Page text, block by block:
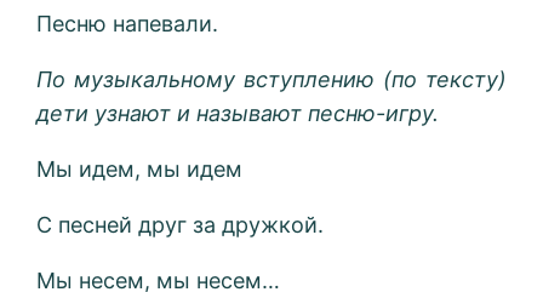
Песню напевали.
По музыкальному вступлению (по тексту)
дети узнают и называют песню-игру.
Мы идем, мы идем
С песней друг за дружкой.
Мы несем, мы несем…